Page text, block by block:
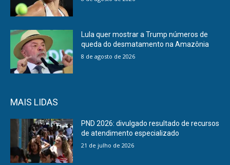
Lula quer mostrar a Trump números de
queda do desmatamento na Amazônia
8 de agosto de 2026
MAIS LIDAS
PND 2026: divulgado resultado de recursos
de atendimento especializado
21 de julho de 2026